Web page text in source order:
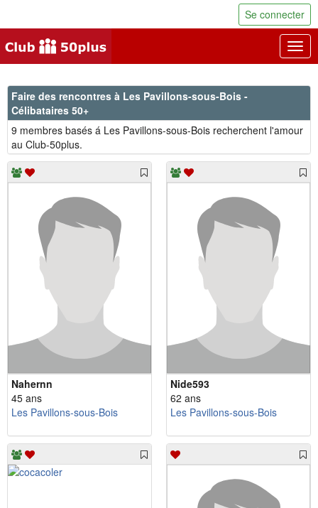
Se connecter
Faire des rencontres à Les Pavillons-sous-Bois -
Célibataires 50+
9 membres basés á Les Pavillons-sous-Bois recherchent l'amour
au Club-50plus.
Nahernn
45 ans
Les Pavillons-sous-Bois
Nide593
62 ans
Les Pavillons-sous-Bois